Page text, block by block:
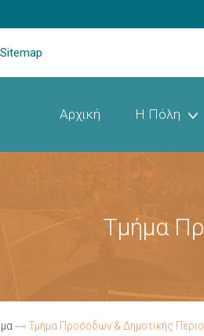
Sitemap
Αρχική Η Πόλη
Τμήμα
Τμήμα Προσόδων & Δημοτικής